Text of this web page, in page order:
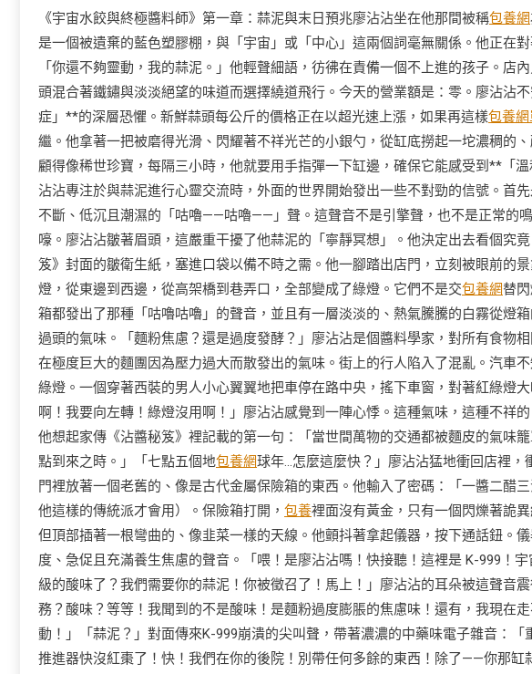
《宇宙水餃與終極醬料師》第一章：蒜泥與末日預兆廖沾沾坐在他那間被稱包養網
是一個被遺棄的藍色塑膠棚，與「宇宙」或「中心」這兩個詞毫無關係。他正在
「你還不夠靈動，我的蒜泥。」他輕聲細語，彷彿在責備一個不上進的孩子。店
頭混合著鐵鏽與淡淡絕望的味道而選擇繞道飛行。今天的營業額是：零。廖沾沾
症」**的深層恐懼。新鮮蒜頭每公斤的價格正在以超光速上漲，如果再這樣包養網
繼。他拿著一把被磨得光滑、閃耀著不祥光芒的小銀勺，從缸底撈起一坨濃稠的
顧得像稀世珍寶，每隔三小時，他就要用手指彈一下缸邊，確保它能感受到**「
沾沾專注於與蒜泥進行心靈交流時，外面的世界開始發出一些不對勁的信號。首
不斷、低沉且潮濕的「咕嚕——咕嚕——」聲。這聲音不是引擎聲，也不是正常的
嚎。廖沾沾皺著眉頭，這嚴重干擾了他蒜泥的「寧靜冥想」。他決定出去看個究
笈》封面的皺衛生紙，塞進口袋以備不時之需。他一腳踏出店門，立刻被眼前的
燈，從東邊到西邊，從高架橋到巷弄口，全部變成了綠燈。它們不是交包養網替
箱都發出了那種「咕嚕咕嚕」的聲音，並且有一層淡淡的、熱氣騰騰的白霧從燈
過頭的氣味。「麵粉焦慮？還是過度發酵？」廖沾沾是個醬料學家，對所有食物
在極度巨大的麵團因為壓力過大而散發出的氣味。街上的行人陷入了混亂。汽車
綠燈。一個穿著西裝的男人小心翼翼地把車停在路中央，搖下車窗，對著紅綠燈
啊！我要向左轉！綠燈沒用啊！」廖沾沾感覺到一陣心悸。這種氣味，這種不祥
他想起家傳《沾醬秘笈》裡記載的第一句：「當世間萬物的交通都被麵皮的氣味
點到來之時。」「七點五個地包養網球年…怎麼這麼快？」廖沾沾猛地衝回店裡
門裡放著一個老舊的、像是古代金屬保險箱的東西。他輸入了密碼：「一醬二醋
他這樣的傳統派才會用）。保險箱打開， 包養裡面沒有黃金，只有一個閃爍著詭
但頂部插著一根彎曲的、像韭菜一樣的天線。他顫抖著拿起儀器，按下通話鈕。
度、急促且充滿養生焦慮的聲音。「喂！是廖沾沾嗎！快接聽！這裡是 K-999！
級的酸味了？我們需要你的蒜泥！你被徵召了！馬上！」廖沾沾的耳朵被這聲音
務？酸味？等等！我聞到的不是酸味！是麵粉過度膨脹的焦慮味！還有，我現在
動！」「蒜泥？」對面傳來K-999崩潰的尖叫聲，帶著濃濃的中藥味電子雜音：
推進器快沒紅棗了！快！我們在你的後院！別帶任何多餘的東西！除了——你那缸